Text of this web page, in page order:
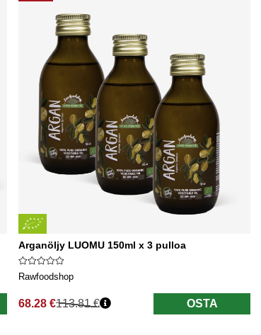
Arganöljy LUOMU 150ml x 3 pulloa
Rawfoodshop
68.28 €
Normaali hinta
113.81 € OSTA